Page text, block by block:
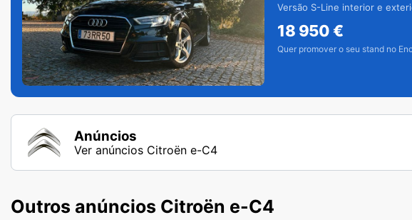
Versão S-Line interior e
18 950€
Quer promover o seu stand no
Anúncios
Ver anúncios Citroën e-C4
Outros anúncios Citroën e-C4